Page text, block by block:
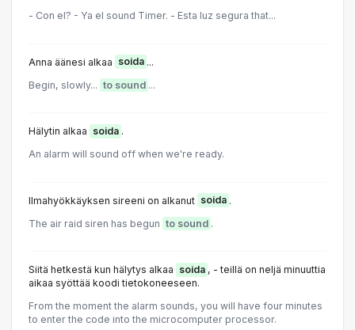
- Con el? - Ya el sound Timer. - Esta luz segura that...
Anna äänesi alkaa soida ...
Begin, slowly... to sound ...
Hälytin alkaa soida .
An alarm will sound off when we're ready.
Ilmahyökkäyksen sireeni on alkanut soida .
The air raid siren has begun to sound .
Siitä hetkestä kun hälytys alkaa soida , - teillä on neljä minuuttia
aikaa syöttää koodi tietokoneeseen.
From the moment the alarm sounds, you will have four minutes
to enter the code into the microcomputer processor.